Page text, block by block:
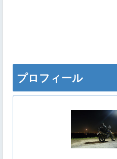
プロフィール